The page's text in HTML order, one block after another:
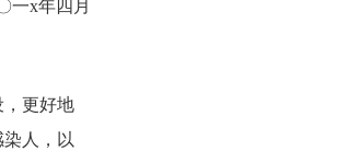
x年四月
更好地
人，以